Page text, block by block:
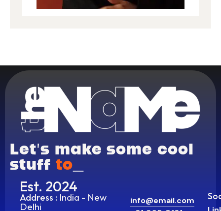
Let’s make some cool
stuff together.
Est. 2024
Address : India - New
Delhi
info@email.com